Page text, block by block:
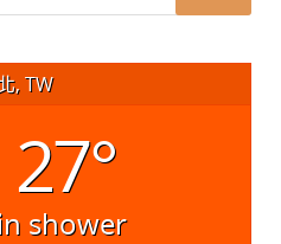
, TW
27°
shower